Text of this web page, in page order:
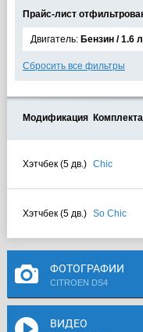
Прайс-лист
Двигатель: Бензин / 1.6
Сбросить все фильтры
Модификация
Хэтчбек (5 дв.) Chic
Хэтчбек (5 дв.) So Chic
ФОТОГРАФИИ
CITROEN DS4
ВИДЕО